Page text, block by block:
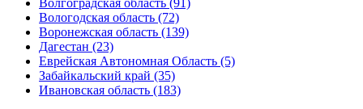
Волгоградская область (91)
Вологодская область (72)
Воронежская область (139)
Дагестан (23)
Еврейская Автономная Область (5)
Забайкальский край (35)
Ивановская область (183)